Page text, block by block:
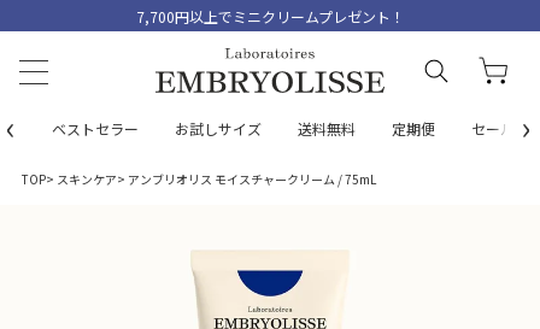
7,700円以上でミニクリームプレゼント！
‹ ベストセラー お試しサイズ 送料無料 定期便 セール ›
TOP スキンケア アンブリオリス モイスチャークリーム / 75mL